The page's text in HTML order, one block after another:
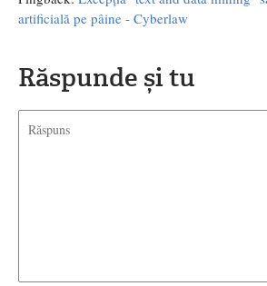
artificială pe pâine - Cyberlaw
Răspunde și tu